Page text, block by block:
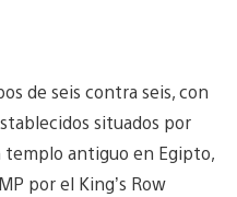
de seis contra seis, con
situados por
templo antiguo en Egipto,
por el King’s Row